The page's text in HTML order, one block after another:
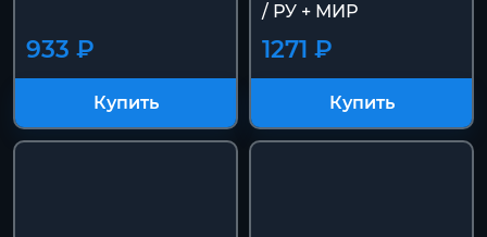
933 ₽
Купить
/ РУ + МИР
1271 ₽
Купить